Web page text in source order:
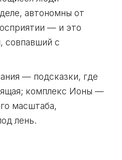
автономны от
— и это
совпавший с
— подсказки, где
комплекс Ионы —
масштаба,
лень.